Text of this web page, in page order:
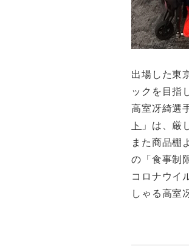
出場した東
ックを目指
高室冴綺選
ト
」は、厳
また商品棚
の「食事制
コロナウイ
しゃる高室